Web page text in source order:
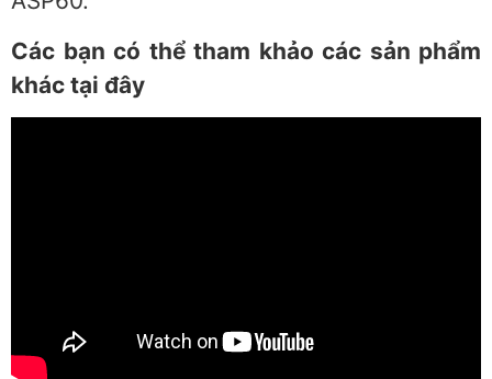
Các bạn có thể tham khảo các sản phẩm
khác tại đây